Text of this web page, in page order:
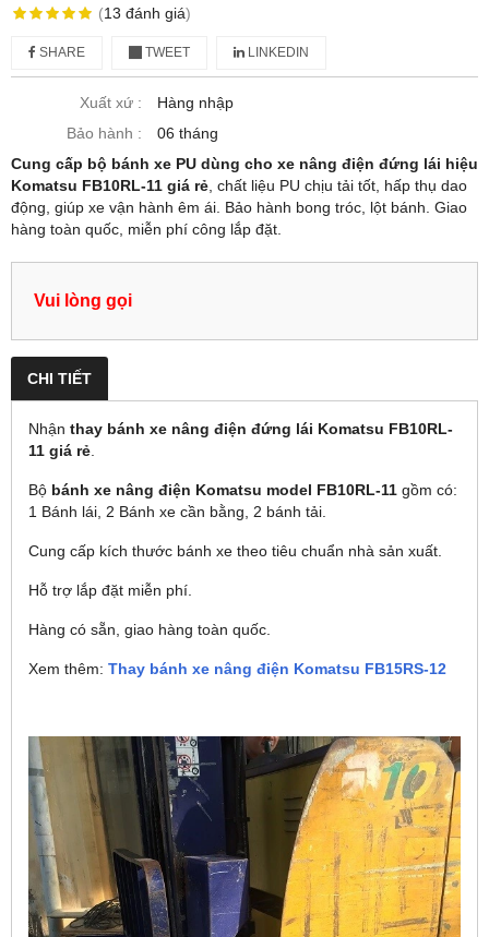
(13 đánh giá)
SHARE TWEET LINKEDIN
Xuất xứ :
Hàng nhập
Bảo hành :
06 tháng
Cung cấp bộ bánh xe PU dùng cho xe nâng điện đứng lái hiệu
Komatsu FB10RL-11 giá rẻ, chất liệu PU chịu tải tốt, hấp thụ dao
động, giúp xe vận hành êm ái. Bảo hành bong tróc, lột bánh. Giao
hàng toàn quốc, miễn phí công lắp đặt.
Vui lòng gọi
CHI TIẾT
Nhận thay bánh xe nâng điện đứng lái Komatsu FB10RL-
11 giá rẻ.
Bộ bánh xe nâng điện Komatsu model FB10RL-11 gồm có:
1 Bánh lái, 2 Bánh xe cần bằng, 2 bánh tải.
Cung cấp kích thước bánh xe theo tiêu chuẩn nhà sản xuất.
Hỗ trợ lắp đặt miễn phí.
Hàng có sẵn, giao hàng toàn quốc.
Xem thêm: Thay bánh xe nâng điện Komatsu FB15RS-12